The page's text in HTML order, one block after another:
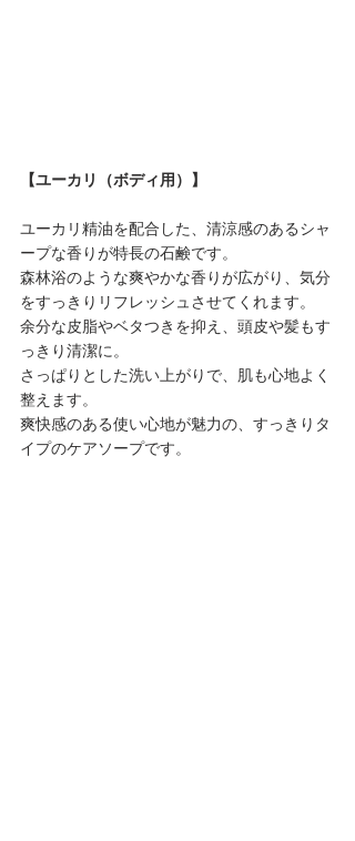
【ユーカリ（ボディ用）】
ユーカリ精油を配合した、清涼感のあるシャ
ープな香りが特長の石鹸です。
森林浴のような爽やかな香りが広がり、気分
をすっきりリフレッシュさせてくれます。
余分な皮脂やベタつきを抑え、頭皮や髪もす
っきり清潔に。
さっぱりとした洗い上がりで、肌も心地よく
整えます。
爽快感のある使い心地が魅力の、すっきりタ
イプのケアソープです。